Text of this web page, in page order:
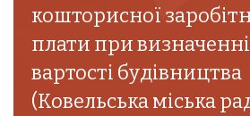
кошторисної
плати при визначенні
вартості будівництва
(Ковельська міська